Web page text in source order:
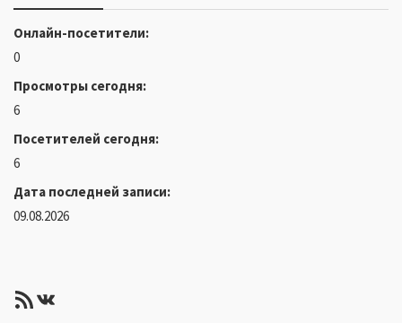
Онлайн-посетители:
0
Просмотры сегодня:
6
Посетителей сегодня:
6
Дата последней записи:
09.08.2026
RSS-лентаВКонтакте